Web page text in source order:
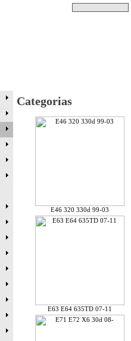
Categorias
E46 320 330d 99-03
E63 E64 635TD 07-11